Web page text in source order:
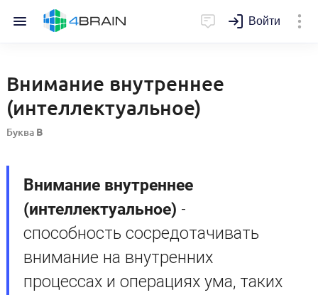
Войти
Внимание внутреннее
(интеллектуальное)
Буква В
Внимание внутреннее
(интеллектуальное) -
способность сосредотачивать
внимание на внутренних
процессах и операциях ума, таких